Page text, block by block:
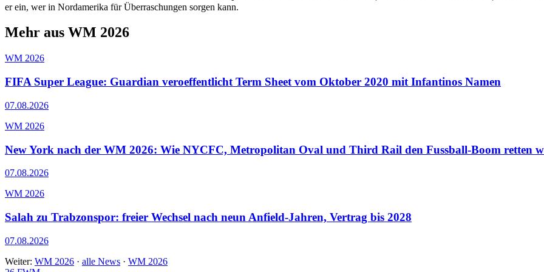
er ein, wer in Nordamerika für Überraschungen sorgen kann.
Mehr aus WM 2026
WM 2026
FIFA Super League: Guardian veroeffentlicht Term Sheet vom Oktober 2020 mit Infantinos Namen
07.08.2026
WM 2026
New York nach der WM 2026: Wie NYCFC, Metropolitan Oval und Third Rail den Fussball-Boom retten
07.08.2026
WM 2026
Salah zu Trabzonspor: freier Wechsel nach neun Anfield-Jahren, Vertrag bis 2028
07.08.2026
Weiter: WM 2026 · alle News · WM 2026